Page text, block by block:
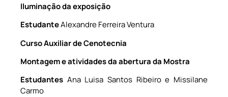
Iluminação da exposição
EstudanteAlexandre Ferreira Ventura
Curso Auxiliar de Cenotecnia
Montagem e atividades da abertura da Mostra
Estudantes Ana Luisa Santos Ribeiro e Missilane
Carmo